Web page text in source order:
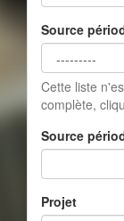
Source
Cette liste
complète,
Source
Projet